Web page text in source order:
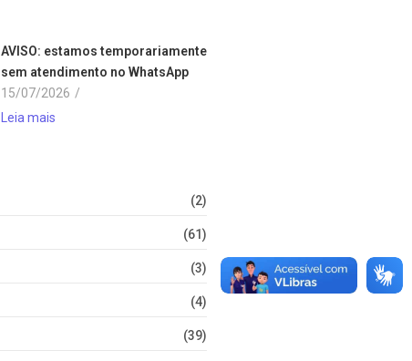
AVISO: estamos temporariamente
sem atendimento no WhatsApp
15/07/2026 /
Leia mais
(2)
(61)
(3)
(4)
(39)